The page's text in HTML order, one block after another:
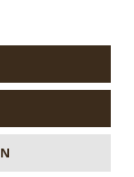
bisherigen Preis
für andere